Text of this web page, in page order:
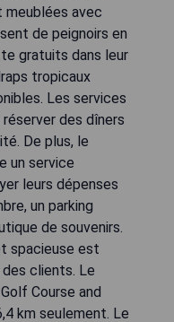
meublées avec
de peignoirs en
gratuits dans leur
tropicaux
Les services
des dîners
De plus, le
un service
leurs dépenses
un parking
de souvenirs.
spacieuse est
clients. Le
Course and
km seulement. Le